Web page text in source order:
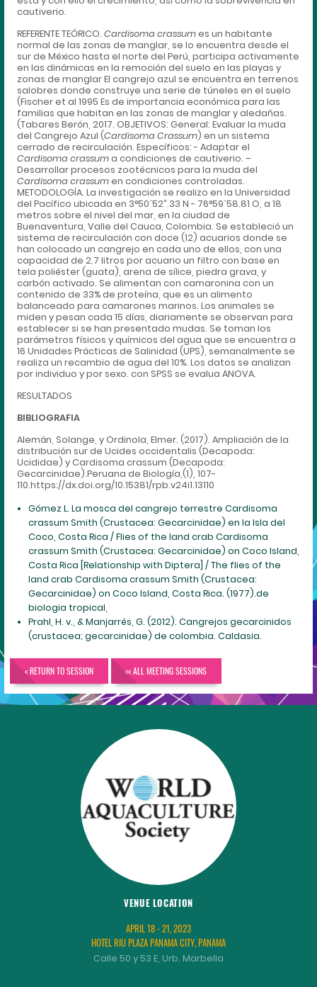
cautiverio.
REFERENTE TEÓRICO. Cardisoma crassumes un habitante
normal de las zonas de manglar, se lo encuentra desde el
sur de México hasta el norte del Perú, participa activamente
en las dinámicas en la remoción del suelo en las playas y
zonas de manglar El cangrejo azul se encuentra en terrenos
salobres donde construye una serie de túneles en el suelo
(Fischer et al 1995 Es de importancia económica para las
familias que habitan en las zonas de manglar y aledañas.
(Tabares Berón, 2017. OBJETIVOS: General: Evaluar la muda
del Cangrejo Azul (Cardisoma Crassum) en un sistema
cerrado de recirculación. Específicos: - Adaptar el
Cardisoma crassuma condiciones de cautiverio. –
Desarrollar procesos zootécnicos para la muda del
Cardisoma crassumen condiciones controladas.
METODOLOGÍA. La investigación se realizo en la Universidad
del Pacífico ubicada en 3°50´52”.33 N - 76°59´58.81 O, a 18
metros sobre el nivel del mar, en la ciudad de
Buenaventura, Valle del Cauca, Colombia. Se estableció un
sistema de recirculación con doce (12) acuarios donde se
han colocado un cangrejo en cada uno de ellos, con una
capacidad de 2.7 litros por acuario un filtro con base en
tela poliéster (guata), arena de sílice, piedra grava, y
carbón activado. Se alimentan con camaronina con un
contenido de 33% de proteína, que es un alimento
balanceado para camarones marinos. Los animales se
miden y pesan cada 15 días, diariamente se observan para
establecer si se han presentado mudas. Se toman los
parámetros físicos y químicos del agua que se encuentra a
16 Unidades Prácticas de Salinidad (UPS), semanalmente se
realiza un recambio de agua del 10%. Los datos se analizan
por individuo y por sexo. con SPSS se evalua ANOVA.
RESULTADOS
BIBLIOGRAFIA
Alemán, Solange, y Ordinola, Elmer. (2017). Ampliación de la
distribución sur de Ucides occidentalis (Decapoda:
Ucididae) y Cardisoma crassum (Decapoda:
Gecarcinidae).Peruana de Biología,(1), 107-
110.https://dx.doi.org/10.15381/rpb.v24i1.13110
Gómez L. La mosca del cangrejo terrestre Cardisoma
crassum Smith (Crustacea: Gecarcinidae) en la Isla del
Coco, Costa Rica / Flies of the land crab Cardisoma
crassum Smith (Crustacea: Gecarcinidae) on Coco Island,
Costa Rica [Relationship with Diptera] / The flies of the
land crab Cardisoma crassum Smith (Crustacea:
Gecarcinidae) on Coco Island, Costa Rica. (1977).de
biologia tropical,
Prahl, H. v., & Manjarrés, G. (2012). Cangrejos gecarcinidos
(crustacea; gecarcinidae) de colombia. Caldasia.
< RETURN TO SESSION << ALL MEETING SESSIONS
VENUE LOCATION
APRIL 18 - 21, 2023
HOTEL RIU PLAZA PANAMA CITY, PANAMA
Calle 50 y 53 E, Urb. Marbella